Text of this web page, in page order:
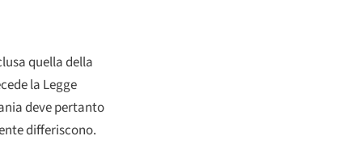
quella della
la Legge
deve pertanto
differiscono.